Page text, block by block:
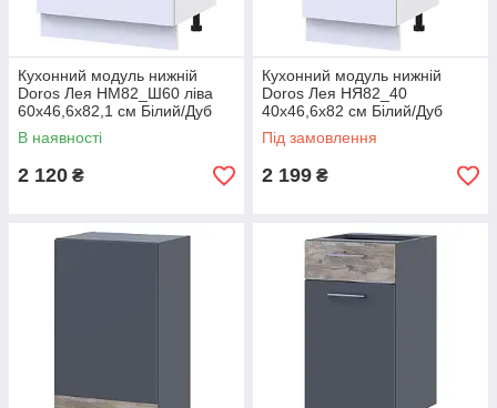
Кухонний модуль нижній
Doros Лея НМ82_Ш60 ліва
60х46,6х82,1 см Білий/Дуб
сонома (DRS-011364)
В наявності
2 120 ₴
Кухонний модуль нижній
Doros Лея НЯ82_40
40х46,6х82 см Білий/Дуб
сонома (DRS-011366)
Під замовлення
2 199 ₴